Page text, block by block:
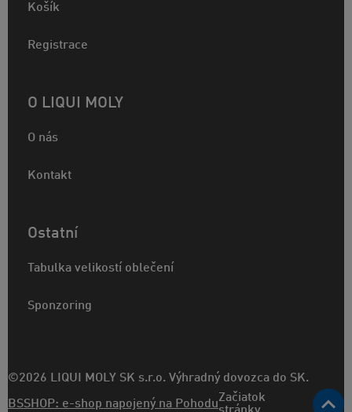
Košík
Registrace
O LIQUI MOLY
O nás
Kontakt
Ostatní
Tabulka velikostí oblečení
Sponzoring
©2026 LIQUI MOLY SK s.r.o. Výhradný dovozca do SK.
BSSHOP: e-shop napojený na PohoduZačiatok